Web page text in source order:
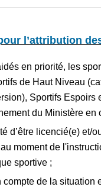
l’attribution
en priorité, les
de Haut Niveau
Sportifs Espoirs
du Ministère en
d’être licencié(e) et/
moment de
sportive ;
compte de la situation